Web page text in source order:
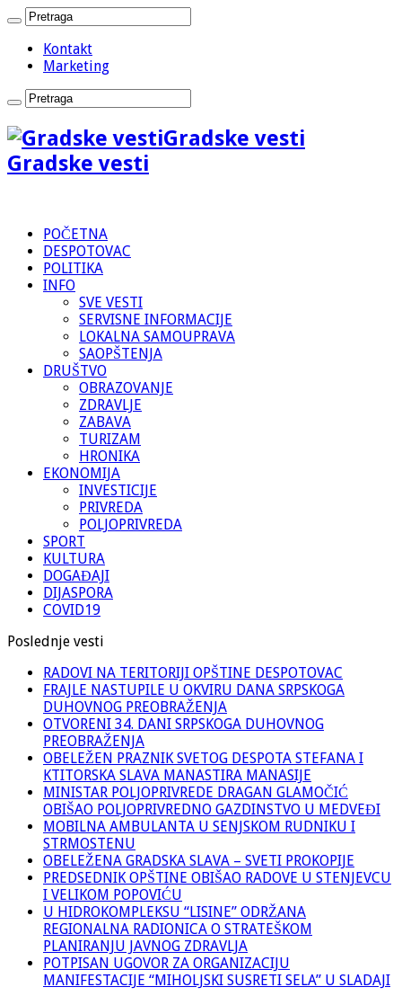
Kontakt
Marketing
Gradske vesti
Gradske vesti
POČETNA
DESPOTOVAC
POLITIKA
INFO
SVE VESTI
SERVISNE INFORMACIJE
LOKALNA SAMOUPRAVA
SAOPŠTENJA
DRUŠTVO
OBRAZOVANJE
ZDRAVLJE
ZABAVA
TURIZAM
HRONIKA
EKONOMIJA
INVESTICIJE
PRIVREDA
POLJOPRIVREDA
SPORT
KULTURA
DOGAĐAJI
DIJASPORA
COVID19
Poslednje vesti
RADOVI NA TERITORIJI OPŠTINE DESPOTOVAC
FRAJLE NASTUPILE U OKVIRU DANA SRPSKOGA
DUHOVNOG PREOBRAŽENJA
OTVORENI 34. DANI SRPSKOGA DUHOVNOG
PREOBRAŽENJA
OBELEŽEN PRAZNIK SVETOG DESPOTA STEFANA I
KTITORSKA SLAVA MANASTIRA MANASIJE
MINISTAR POLJOPRIVREDE DRAGAN GLAMOČIĆ
OBIŠAO POLJOPRIVREDNO GAZDINSTVO U MEDVEĐI
MOBILNA AMBULANTA U SENJSKOM RUDNIKU I
STRMOSTENU
OBELEŽENA GRADSKA SLAVA – SVETI PROKOPIJE
PREDSEDNIK OPŠTINE OBIŠAO RADOVE U STENJEVCU
I VELIKOM POPOVIĆU
U HIDROKOMPLEKSU “LISINE” ODRŽANA
REGIONALNA RADIONICA O STRATEŠKOM
PLANIRANJU JAVNOG ZDRAVLJA
POTPISAN UGOVOR ZA ORGANIZACIJU
MANIFESTACIJE “MIHOLJSKI SUSRETI SELA” U SLADAJI